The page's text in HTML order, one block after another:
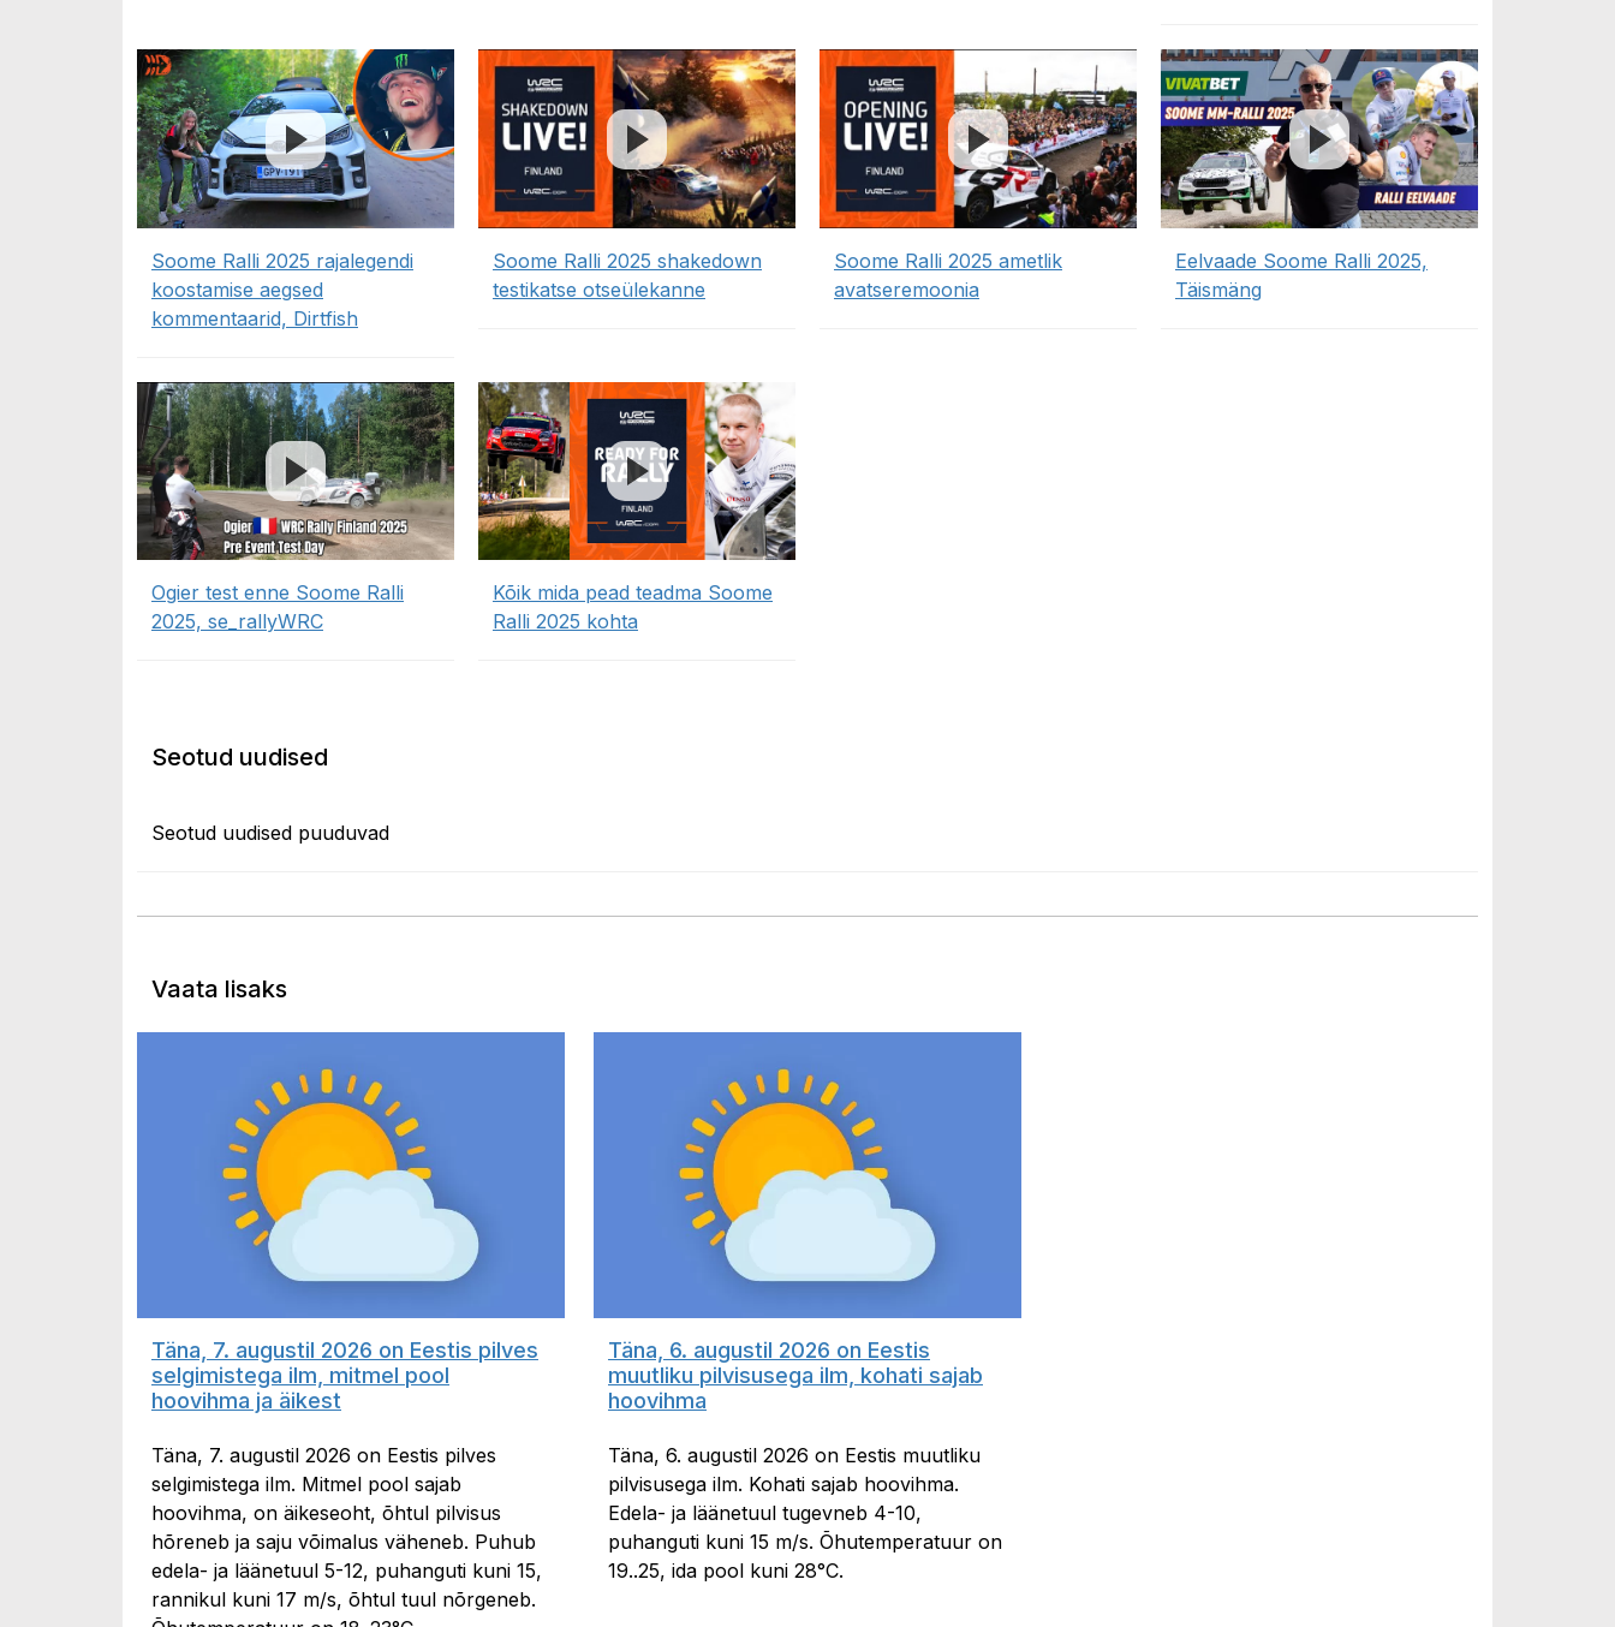
Soome Ralli 2025 rajalegendi
koostamise aegsed
kommentaarid, Dirtfish
Soome Ralli 2025 shakedown
testikatse otseülekanne
Soome Ralli 2025 ametlik
avatseremoonia
Eelvaade Soome Ralli 2025,
Täismäng
Ogier test enne Soome Ralli
2025, se_rallyWRC
Kõik mida pead teadma Soome
Ralli 2025 kohta
Seotud uudised
Seotud uudised puuduvad
Vaata lisaks
Täna, 7. augustil 2026 on Eestis pilves
selgimistega ilm, mitmel pool
hoovihma ja äikest
Täna, 7. augustil 2026 on Eestis pilves
selgimistega ilm. Mitmel pool sajab
hoovihma, on äikeseoht, õhtul pilvisus
hõreneb ja saju võimalus väheneb. Puhub
edela- ja läänetuul 5-12, puhanguti kuni 15,
rannikul kuni 17 m/s, õhtul tuul nõrgeneb.
Täna, 6. augustil 2026 on Eestis
muutliku pilvisusega ilm, kohati sajab
hoovihma
Täna, 6. augustil 2026 on Eestis muutliku
pilvisusega ilm. Kohati sajab hoovihma.
Edela- ja läänetuul tugevneb 4-10,
puhanguti kuni 15 m/s. Õhutemperatuur on
19..25, ida pool kuni 28°C.